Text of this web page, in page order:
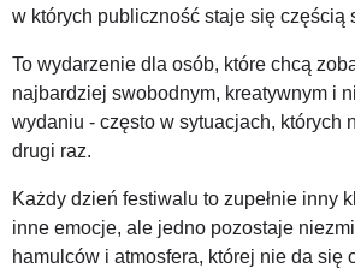
w których publiczność staje się częścią
To wydarzenie dla osób, które chcą
najbardziej swobodnym, kreatywnym i
wydaniu - często w sytuacjach, których
drugi raz.
Każdy dzień festiwalu to zupełnie inny
inne emocje, ale jedno pozostaje
hamulców i atmosfera, której nie da się